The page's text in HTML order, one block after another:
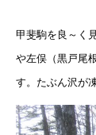
甲斐駒を良～く
や左俣（黒戸尾
す。たぶん沢が